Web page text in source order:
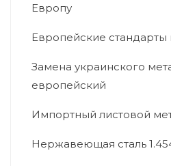
Европу
Европейские стандарты
Замена украинского
европейский
Импортный листовой
Нержавеющая сталь